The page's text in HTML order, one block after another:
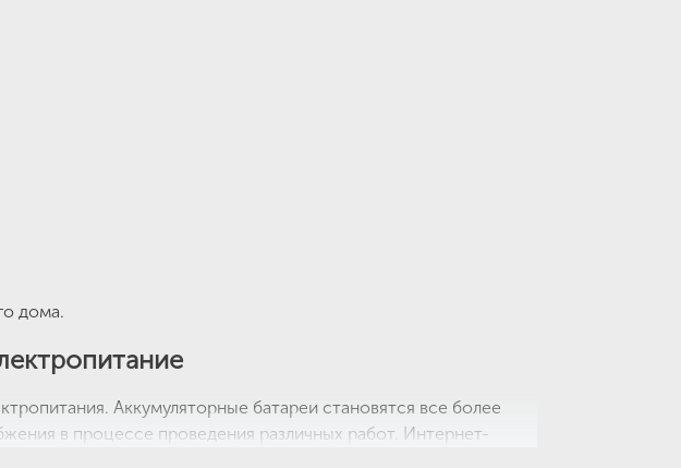
дома.
Аккумуляторные батареи становятся все более
в процессе проведения различных работ. Интернет-